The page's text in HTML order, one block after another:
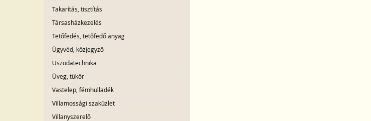
Takarítás, tisztítás
Társasházkezelés
Tetőfedés, tetőfedő anyag
Ügyvéd, közjegyző
Uszodatechnika
Üveg, tükör
Vastelep, fémhulladék
Villamossági szaküzlet
Villanyszerelő